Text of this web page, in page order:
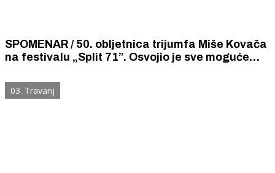
SPOMENAR / 50. obljetnica trijumfa Miše Kovača
na festivalu „Split 71”. Osvojio je sve moguće
želio pjevati nitko osim njega.
03. Travanj